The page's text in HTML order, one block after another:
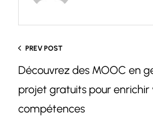
PREV POST
Découvrez des MOOC en
projet gratuits pour enrichir
compétences